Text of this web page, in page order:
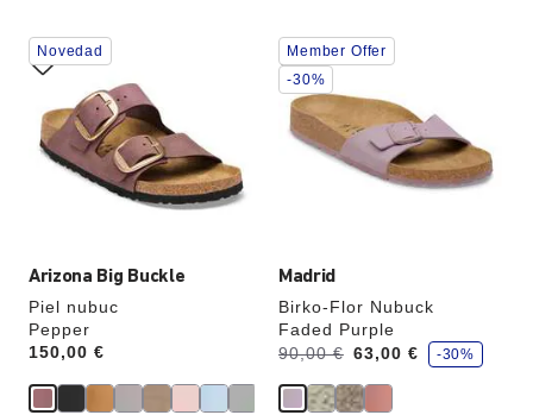
Arizona Big Buckle
Piel nubuc
Pepper
Price:
150,00 €
La
imagen
del
producto
actualizará
cambiar
Novedad
Madrid
Birko-Flor Nubuck
Faded Purple
Antes:
90,00 €
ahora 63,00 €
a
h
r
r
-30%
La
imagen
del
producto
actualizará
Member Offer
-30%